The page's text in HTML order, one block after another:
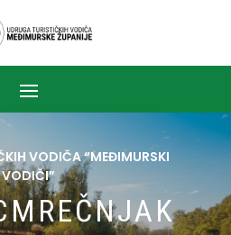
VODIČA “MEĐIMURSKI
VODIČI”